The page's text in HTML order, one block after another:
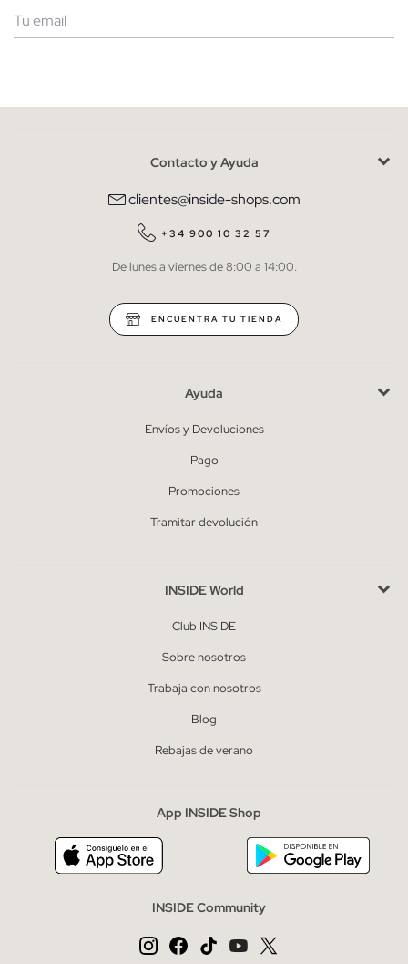
He leído y entiendo lapolítica de privacidad
QUIERO SUSCRIBIRME
* Puedes cancelar la suscripción en cualquier momento.
Contacto y Ayuda
clientes@inside-shops.com
+34 900 10 32 57
De lunes a viernes de 8:00 a 14:00.
ENCUENTRA TU TIENDA
Ayuda
Envíos y Devoluciones
Pago
Promociones
Tramitar devolución
INSIDE World
Club INSIDE
Sobre nosotros
Trabaja con nosotros
Blog
Rebajas de verano
App INSIDE Shop
INSIDE Community